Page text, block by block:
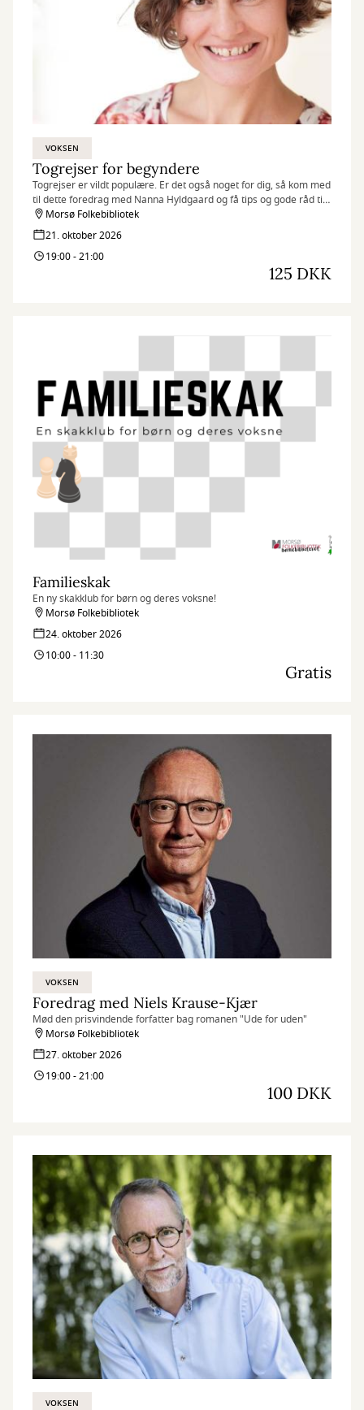
VOKSEN
Togrejser for begyndere
Togrejser er vildt populære. Er det også noget for dig, så kom med
til dette foredrag med Nanna Hyldgaard og få tips og gode råd til
at komme i gang med denne ferieform
Morsø Folkebibliotek
21. oktober 2026
19:00 - 21:00
125 DKK
Familieskak
En ny skakklub for børn og deres voksne!
Morsø Folkebibliotek
24. oktober 2026
10:00 - 11:30
Gratis
VOKSEN
Foredrag med Niels Krause-Kjær
Mød den prisvindende forfatter bag romanen "Ude for uden"
Morsø Folkebibliotek
27. oktober 2026
19:00 - 21:00
100 DKK
VOKSEN